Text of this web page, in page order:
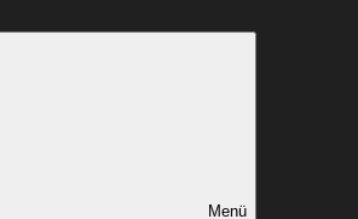
Menü